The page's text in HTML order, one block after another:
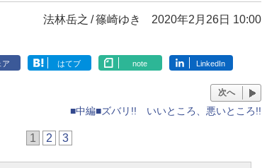
法林岳之 篠崎ゆき 2020年2月26日 10:00
ア はてブ note LinkedIn
次へ
■中編■ズバリ!! いいところ、悪いところ!!
1 2 3